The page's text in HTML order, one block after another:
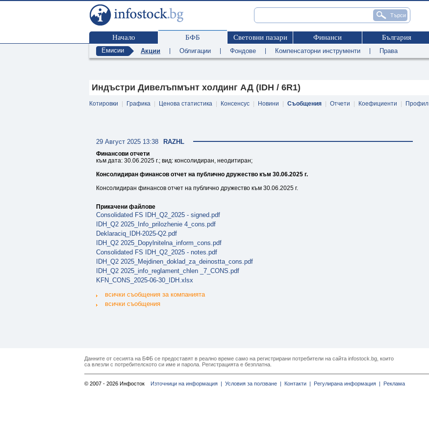
Начало БФБ Световни пазари Финанси България
Емисии Акции Облигации Фондове Компенсаторни инструменти Права
Индъстри Дивелъпмънт холдинг АД (IDH / 6R1)
Котировки Графика Ценова статистика Консенсус Новини Съобщения Отчети Коефициенти Профил
RAZHL
29 Август 2025 13:38
Финансови отчети
към дата: 30.06.2025 г.; вид: консолидиран, неодитиран;
Консолидиран финансов отчет на публично дружество към 30.06.2025 г.
Консолидиран финансов отчет на публично дружество към 30.06.2025 г.
Прикачени файлове
Consolidated FS IDH_Q2_2025 - signed.pdf
IDH_Q2 2025_Info_prilozhenie 4_cons.pdf
Deklaraciq_IDH-2025-Q2.pdf
IDH_Q2 2025_Dopylnitelna_inform_cons.pdf
Consolidated FS IDH_Q2_2025 - notes.pdf
IDH_Q2 2025_Mejdinen_doklad_za_deinostta_cons.pdf
IDH_Q2 2025_info_reglament_chlen _7_CONS.pdf
KFN_CONS_2025-06-30_IDH.xlsx
всички съобщения за компанията
всички съобщения
Данните от сесията на БФБ се предоставят в реално време само на регистрирани потребители на сайта infostock.bg, които
са влезли с потребителското си име и парола. Регистрацията е безплатна.
© 2007 - 2026 Инфосток Източници на информация | Условия за ползване | Контакти | Регулирана информация | Реклама